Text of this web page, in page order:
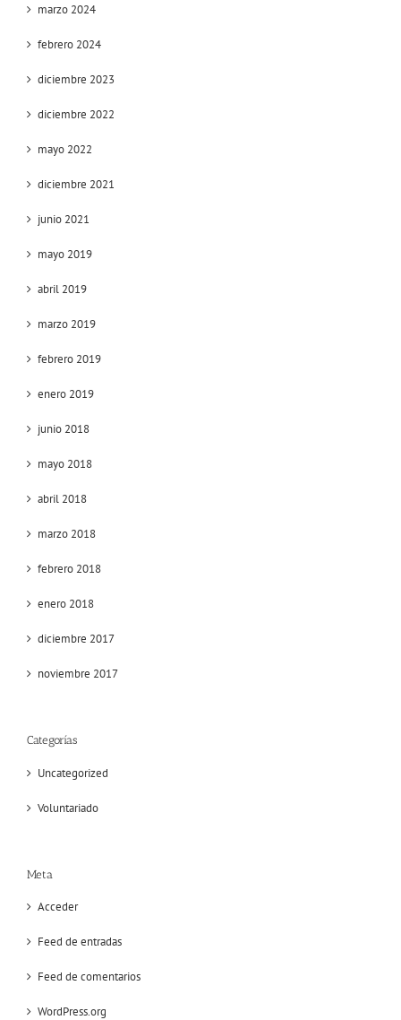
marzo 2024
febrero 2024
diciembre 2023
diciembre 2022
mayo 2022
diciembre 2021
junio 2021
mayo 2019
abril 2019
marzo 2019
febrero 2019
enero 2019
junio 2018
mayo 2018
abril 2018
marzo 2018
febrero 2018
enero 2018
diciembre 2017
noviembre 2017
Categorías
Uncategorized
Voluntariado
Meta
Acceder
Feed de entradas
Feed de comentarios
WordPress.org